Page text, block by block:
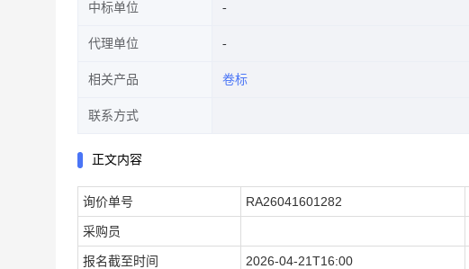
中标单位
代理单位
相关产品 卷标
联系方式
正文内容
询价单号 RA26041601282
采购员
报名截至时间 2026-04-21T16:00